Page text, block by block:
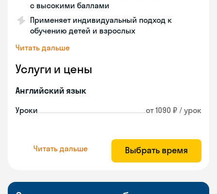
с высокими баллами
Применяет индивидуальный подход к
обучению детей и взрослых
Читать дальше
Услуги и цены
Английский язык
Уроки от 1090 ₽ / урок
Читать дальше Выбрать время